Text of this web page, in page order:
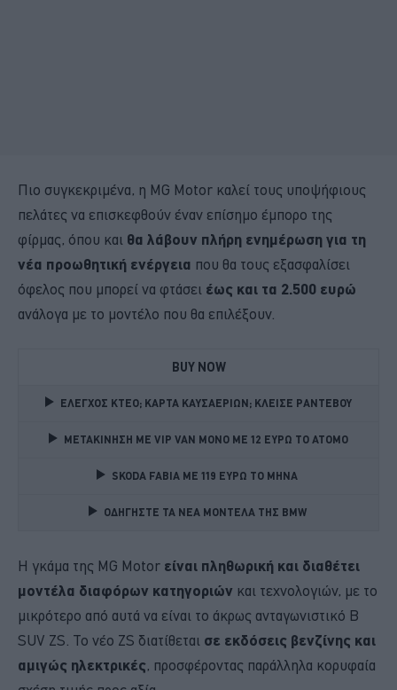
Πιο συγκεκριμένα, η MG Motor καλεί τους υποψήφιους
πελάτες να επισκεφθούν έναν επίσημο έμπορο της
φίρμας, όπου και θα λάβουν πλήρη ενημέρωση για τη
νέα προωθητική ενέργεια που θα τους εξασφαλίσει
όφελος που μπορεί να φτάσει έως και τα 2.500 ευρώ
ανάλογα με το μοντέλο που θα επιλέξουν.
BUY NOW
ΕΛΕΓΧΟΣ ΚΤΕΟ; ΚΑΡΤΑ ΚΑΥΣΑΕΡΙΩΝ; ΚΛΕΙΣΕ ΡΑΝΤΕΒΟΥ
ΜΕΤΑΚΙΝΗΣΗ ΜΕ VIP VAN ΜΟΝΟ ΜΕ 12 ΕΥΡΩ ΤΟ ΑΤΟΜΟ
SKODA FABIA ME 119 ΕΥΡΩ ΤΟ ΜΗΝΑ
ΟΔΗΓΗΣΤΕ ΤΑ ΝΕΑ ΜΟΝΤΕΛΑ ΤΗΣ BMW
Η γκάμα της MG Motor είναι πληθωρική και διαθέτει
μοντέλα διαφόρων κατηγοριών και τεχνολογιών, με το
μικρότερο από αυτά να είναι το άκρως ανταγωνιστικό B
SUV ZS. Το νέο ZS διατίθεται σε εκδόσεις βενζίνης και
αμιγώς ηλεκτρικές, προσφέροντας παράλληλα κορυφαία